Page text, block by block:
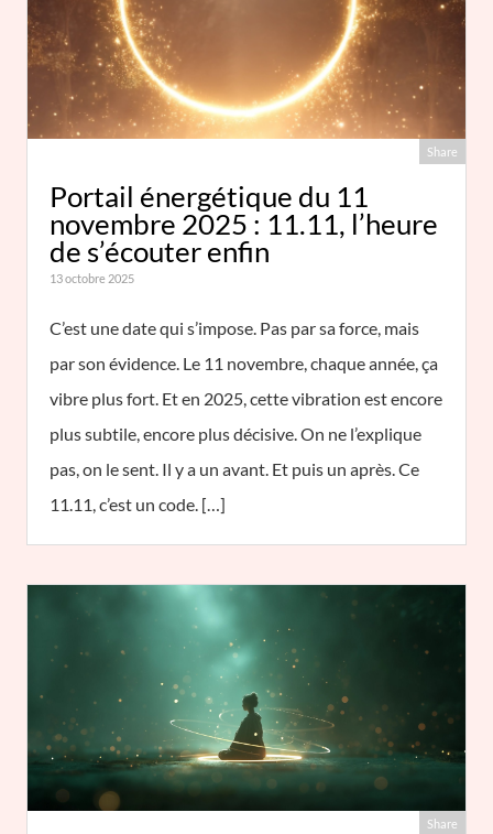
Share
Portail énergétique du 11
novembre 2025 : 11.11, l’heure
de s’écouter enfin
13 octobre 2025
C’est une date qui s’impose. Pas par sa force, mais
par son évidence. Le 11 novembre, chaque année, ça
vibre plus fort. Et en 2025, cette vibration est encore
plus subtile, encore plus décisive. On ne l’explique
pas, on le sent. Il y a un avant. Et puis un après. Ce
11.11, c’est un code. […]
Share